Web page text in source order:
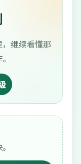
继续看懂那